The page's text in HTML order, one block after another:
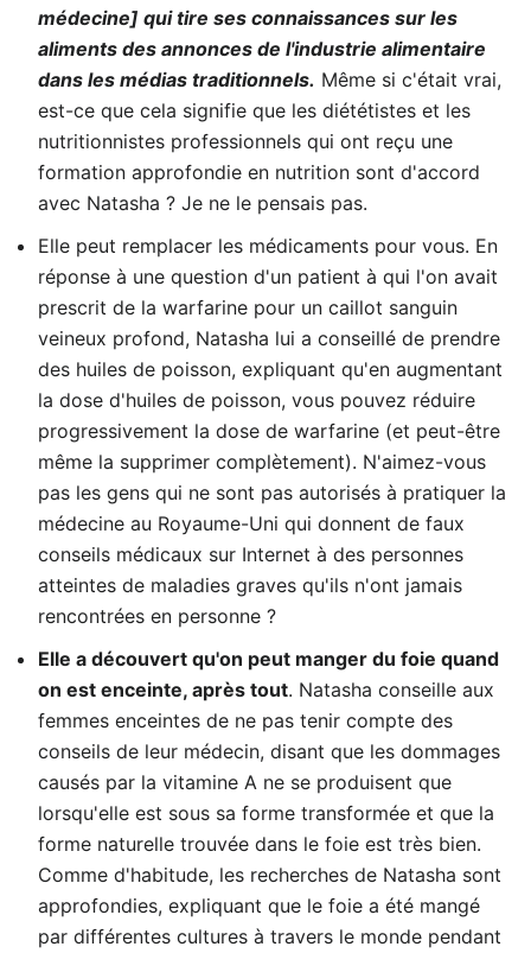
médecine] qui tire ses connaissances sur les
aliments des annonces de l'industrie alimentaire
dans les médias traditionnels. Même si c'était vrai,
est-ce que cela signifie que les diététistes et les
nutritionnistes professionnels qui ont reçu une
formation approfondie en nutrition sont d'accord
avec Natasha ? Je ne le pensais pas.
Elle peut remplacer les médicaments pour vous. En
réponse à une question d'un patient à qui l'on avait
prescrit de la warfarine pour un caillot sanguin
veineux profond, Natasha lui a conseillé de prendre
des huiles de poisson, expliquant qu'en augmentant
la dose d'huiles de poisson, vous pouvez réduire
progressivement la dose de warfarine (et peut-être
même la supprimer complètement). N'aimez-vous
pas les gens qui ne sont pas autorisés à pratiquer la
médecine au Royaume-Uni qui donnent de faux
conseils médicaux sur Internet à des personnes
atteintes de maladies graves qu'ils n'ont jamais
rencontrées en personne ?
Elle a découvert qu'on peut manger du foie quand
on est enceinte, après tout. Natasha conseille aux
femmes enceintes de ne pas tenir compte des
conseils de leur médecin, disant que les dommages
causés par la vitamine A ne se produisent que
lorsqu'elle est sous sa forme transformée et que la
forme naturelle trouvée dans le foie est très bien.
Comme d'habitude, les recherches de Natasha sont
approfondies, expliquant que le foie a été mangé
par différentes cultures à travers le monde pendant